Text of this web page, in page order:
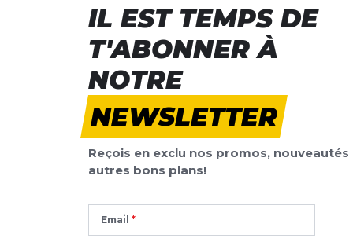
IL EST TEMPS DE
T'ABONNER À
NOTRE
NEWSLETTER
Reçois en exclu nos promos, nouveautés
autres bons plans!
Email